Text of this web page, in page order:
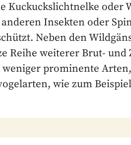
Kuckuckslichtnelke oder
Insekten oder
Neben den
Reihe weiterer Brut- und
prominente
wie zum